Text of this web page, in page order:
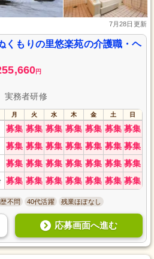
7月28日更新
くもりの里悠楽苑の介護職・ヘ
円
実務者研修
月 火 水 木 金 土 日
募集 募集 募集 募集 募集 募集 募集
募集 募集 募集 募集 募集 募集 募集
募集 募集 募集 募集 募集 募集 募集
募集 募集 募集 募集 募集 募集 募集
不問 40代活躍 残業ほぼなし
応募画面へ進む